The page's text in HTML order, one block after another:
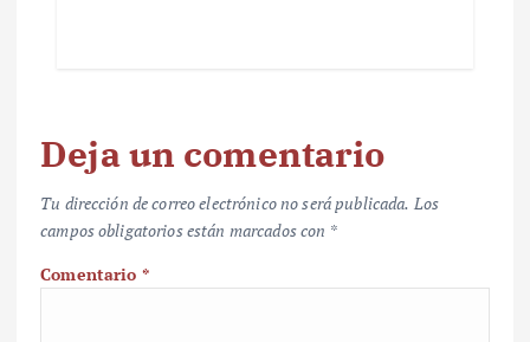
Deja un comentario
Tu dirección de correo electrónico no será publicada. Los
campos obligatorios están marcados con *
Comentario *